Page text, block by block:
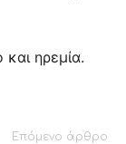
ηρεμία.
Επόμενο άρθρο